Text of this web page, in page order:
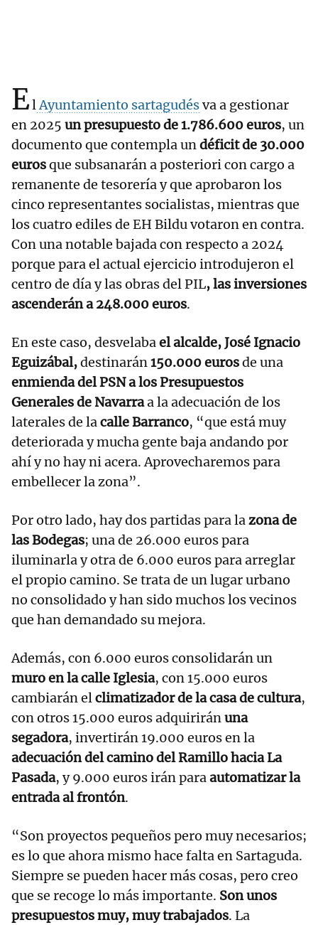
ElAyuntamiento sartagudésva a gestionar
en 2025 un presupuesto de 1.786.600 euros, un
documento que contempla undéficit de 30.000
eurosque subsanarán a posteriori con cargo a
remanente de tesorería y que aprobaron los
cinco representantes socialistas, mientras que
los cuatro ediles de EH Bildu votaron en contra.
Con una notable bajada con respecto a 2024
porque para el actual ejercicio introdujeron el
centro de día y las obras del PIL, las inversiones
ascenderán a 248.000 euros.
En este caso, desvelabael alcalde, José Ignacio
Eguizábal,destinarán150.000 eurosde una
enmienda del PSN a los Presupuestos
Generales de Navarraa la adecuación de los
laterales de lacalle Barranco, “que está muy
deteriorada y mucha gente baja andando por
ahí y no hay ni acera. Aprovecharemos para
embellecer la zona”.
Por otro lado, hay dos partidas para lazona de
las Bodegas; una de 26.000 euros para
iluminarla y otra de 6.000 euros para arreglar
el propio camino. Se trata de un lugar urbano
no consolidado y han sido muchos los vecinos
que han demandado su mejora.
Además, con 6.000 euros consolidarán un
muro en la calle Iglesia, con 15.000 euros
cambiarán elclimatizador de la casa de cultura,
con otros 15.000 euros adquiriránuna
segadora, invertirán 19.000 euros en la
adecuación del camino del Ramillo hacia La
Pasada, y 9.000 euros irán paraautomatizar la
entrada al frontón.
“Son proyectos pequeños pero muy necesarios;
es lo que ahora mismo hace falta en Sartaguda.
Siempre se pueden hacer más cosas, pero creo
que se recoge lo más importante. Son unos
presupuestos muy, muy trabajados. La